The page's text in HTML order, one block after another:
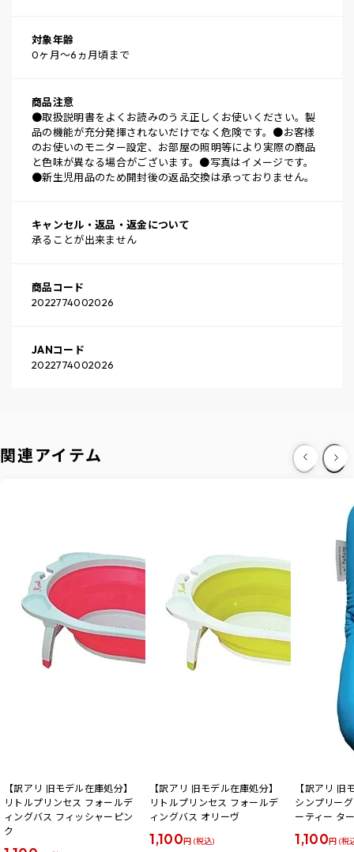
対象年齢
0ヶ月～6ヵ月頃まで
商品注意
●取扱説明書をよくお読みのうえ正しくお使いください。製
品の機能が充分発揮されないだけでなく危険です。●お客様
のお使いのモニター設定、お部屋の照明等により実際の商品
と色味が異なる場合がございます。●写真はイメージです。
●新生児用品のため開封後の返品交換は承っておりません。
キャンセル・返品・返金について
承ることが出来ません
商品コード
2022774002026
JANコード
2022774002026
関連アイテム
【訳アリ 旧モデル在庫処分】
リトルプリンセス フォールデ
ィングバス フィッシャーピン
ク
【訳アリ 旧モデル在庫処分】
リトルプリンセス フォールデ
ィングバス オリーヴ
1,100円 (税込)
【訳アリ 旧
シンプリー
ーティー タ
1,100円 (税